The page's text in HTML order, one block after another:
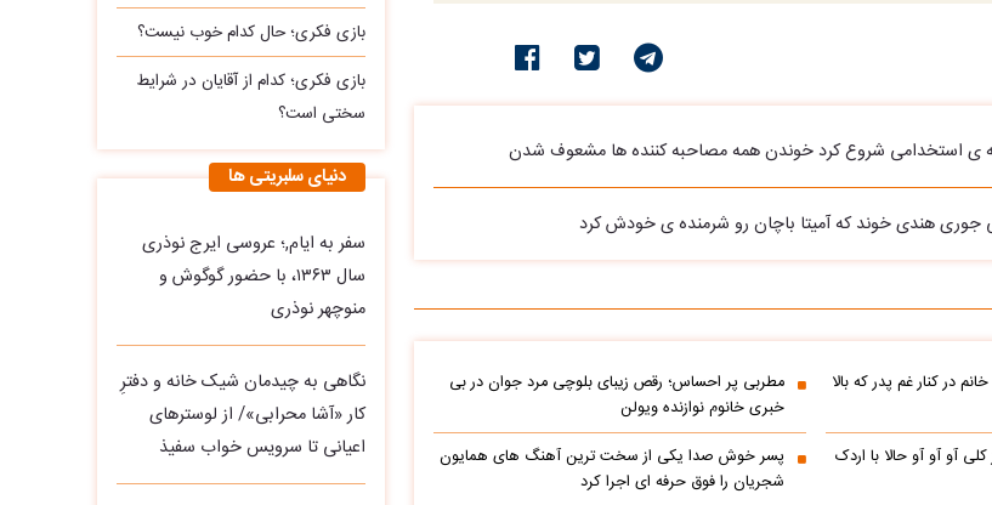
ی استخدامی شروع کرد خوندن همه مصاحبه کننده ها مشعوف شدن
جوری هندی خوند که آمیتا باچان رو شرمنده ی خودش کرد
در کنار غم پدر که بالا
مطربی پر احساس؛ رقص زیبای بلوچی مرد جوان در بی
خبری خانوم نوازنده ویولن
آو آو آو حالا با اردک
پسر خوش صدا یکی از سخت ترین آهنگ های همایون
شجریان را فوق حرفه ای اجرا کرد
بازی فکری؛ حال کدام خوب نیست؟
بازی فکری؛ کدام از آقایان در شرایط
سختی است؟
دنیای سلبریتی ها
سفر به ایام,؛ عروسی ایرج نوذری
سال ۱۳۶۳، با حضور گوگوش و
منوچهر نوذری
نگاهی به چیدمان شیک خانه و دفترِ
کار «آشا محرابی»/ از لوسترهای
اعیانی تا سرویس خواب سفیذ